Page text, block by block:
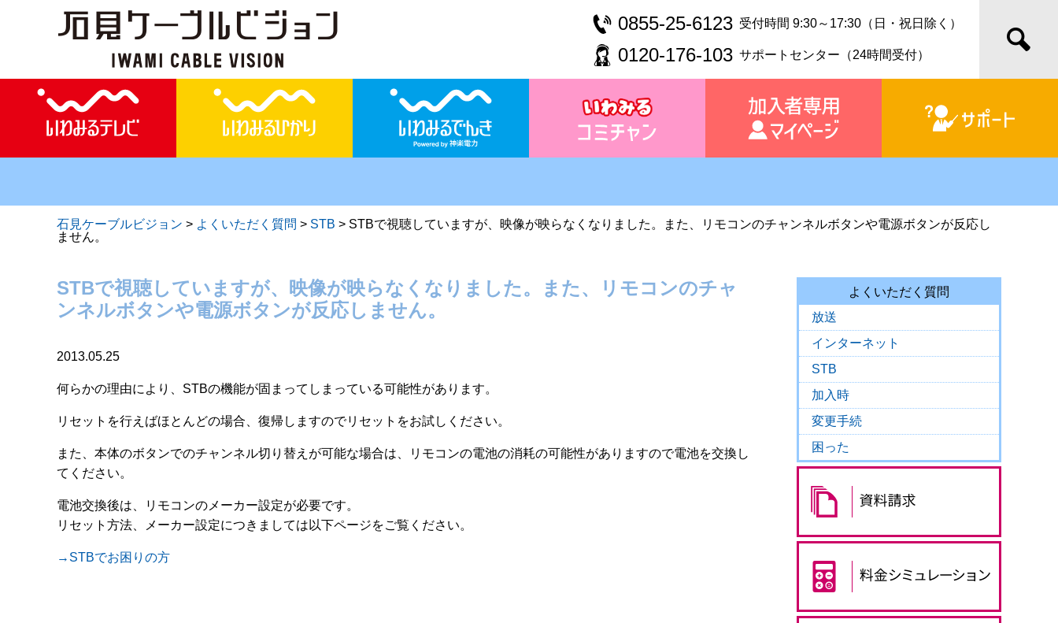
0855-25-6123 受付時間 9:30～17:30（日・祝日除く）
0120-176-103 サポートセンター（24時間受付）
石見ケーブルビジョン > よくいただく質問 > STB > STBで視聴していますが、映像が映らなくなりました。また、リモコンのチャンネルボタンや電源ボタンが反応し
ません。
STBで視聴していますが、映像が映らなくなりました。また、リモコンのチャ
ンネルボタンや電源ボタンが反応しません。
2013.05.25
何らかの理由により、STBの機能が固まってしまっている可能性があります。
リセットを行えばほとんどの場合、復帰しますのでリセットをお試しください。
また、本体のボタンでのチャンネル切り替えが可能な場合は、リモコンの電池の消耗の可能性がありますので電池を交換し
てください。
電池交換後は、リモコンのメーカー設定が必要です。
リセット方法、メーカー設定につきましては以下ページをご覧ください。
→STBでお困りの方
よくいただく質問
放送
インターネット
STB
加入時
変更手続
困った